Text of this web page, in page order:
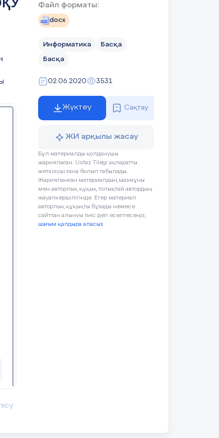
Файл форматы:
docx
Информатика Басқа
Басқа
02.06.2020 3531
Жүктеу Сақтау
ЖИ арқылы жасау
Бұл материалды қолданушы
жариялаған. Ustaz Tilegi ақпаратты
жеткізуші ғана болып табылады.
Жарияланған материалдың мазмұны
мен авторлық құқық толықтай автордың
жауапкершілігінде. Егер материал
авторлық құқықты бұзады немесе
сайттан алынуы тиіс деп есептесеңіз,
шағым қалдыра аласыз